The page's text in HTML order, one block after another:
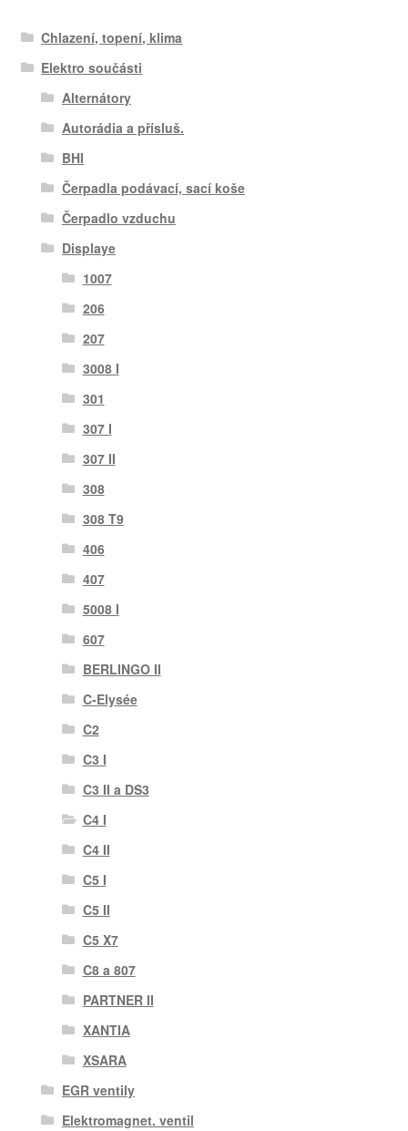
Chlazení, topení, klima
Elektro součásti
Alternátory
Autorádia a přísluš.
BHI
Čerpadla podávací, sací koše
Čerpadlo vzduchu
Displaye
1007
206
207
3008 I
301
307 I
307 II
308
308 T9
406
407
5008 I
607
BERLINGO II
C-Elysée
C2
C3 I
C3 II a DS3
C4 I
C4 II
C5 I
C5 II
C5 X7
C8 a 807
PARTNER II
XANTIA
XSARA
EGR ventily
Elektromagnet. ventil